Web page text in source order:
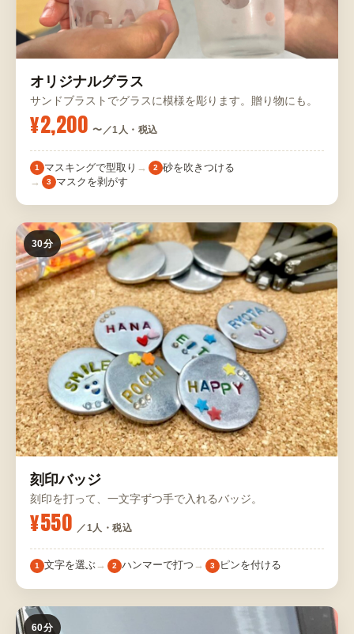
オリジナルグラス
サンドブラストでグラスに模様を彫ります。贈り物にも。
¥2,200 〜／1人・税込
1 マスキングで型取り 2 砂を吹きつける
3 マスクを剥がす
30分
刻印バッジ
刻印を打って、一文字ずつ手で入れるバッジ。
¥550 ／1人・税込
1 文字を選ぶ 2 ハンマーで打つ 3 ピンを付ける
60分